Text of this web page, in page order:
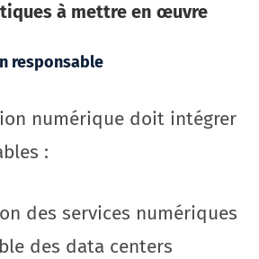
à mettre en œuvre
responsable
numérique doit intégrer
:
des services numériques
des data centers